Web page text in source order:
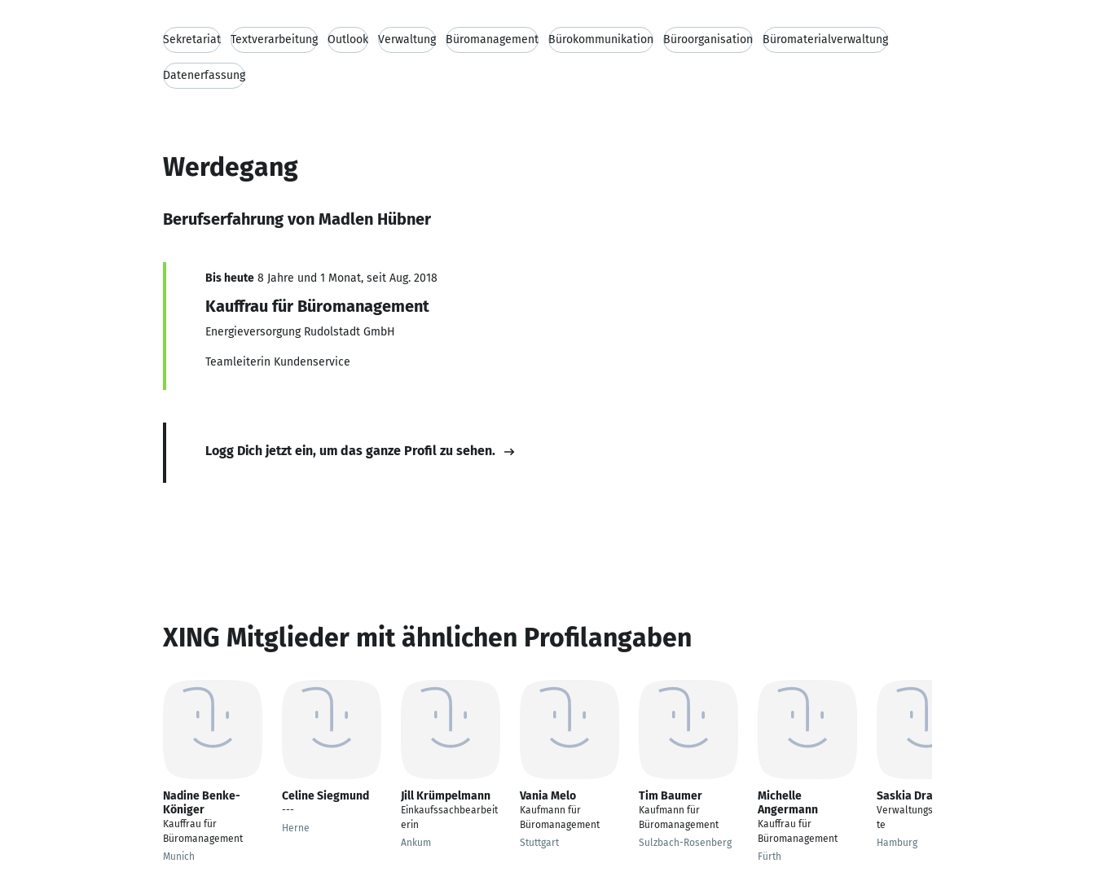
Sekretariat Textverarbeitung Outlook Verwaltung Büromanagement Bürokommunikation Büroorganisation Büromaterialverwaltung
Datenerfassung
Werdegang
Berufserfahrung von Madlen Hübner
Bis heute 8 Jahre und 1 Monat, seit Aug. 2018
Kauffrau für Büromanagement
Energieversorgung Rudolstadt GmbH
Teamleiterin Kundenservice
Logg Dich jetzt ein, um das ganze Profil zu sehen.
XING Mitglieder mit ähnlichen Profilangaben
Nadine Benke-
Königer
Kauffrau für
Büromanagement
Munich
Celine Siegmund
---
Herne
Jill Krümpelmann
Einkaufssachbearbeit
erin
Ankum
Vania Melo
Kaufmann für
Büromanagement
Stuttgart
Tim Baumer
Kaufmann für
Büromanagement
Sulzbach-Rosenberg
Michelle
Angermann
Kauffrau für
Büromanagement
Fürth
Saskia Drawert
Verwaltungsangestell
te
Hamburg